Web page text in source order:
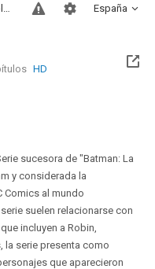
España
Sitios compatibles
HD
sucesora de "Batman: La
y considerada la
Comics al mundo
suelen relacionarse con
incluyen a Robin,
la serie presenta como
que aparecieron